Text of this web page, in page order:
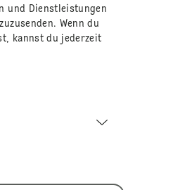
und Dienstleistungen
Wenn du
kannst du jederzeit